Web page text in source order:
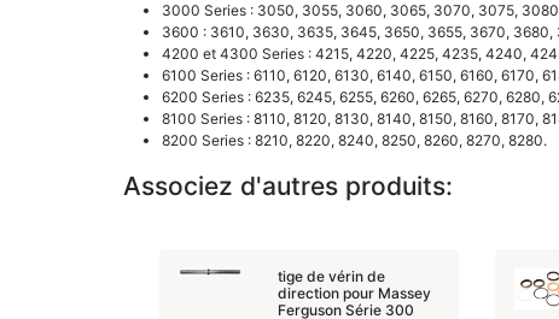
3000 Series : 3050, 3055, 3060, 3065, 3070, 3075,
3600 : 3610, 3630, 3635, 3645, 3650, 3655, 3670, 3680,
4200 et 4300 Series : 4215, 4220, 4225, 4235, 4240,
6100 Series : 6110, 6120, 6130, 6140, 6150, 6160, 6170,
6200 Series : 6235, 6245, 6255, 6260, 6265, 6270, 6280,
8100 Series : 8110, 8120, 8130, 8140, 8150, 8160, 8170,
8200 Series : 8210, 8220, 8240, 8250, 8260, 8270, 8280.
Associez d'autres produits:
tige de vérin de
direction pour Massey
Ferguson Série 300